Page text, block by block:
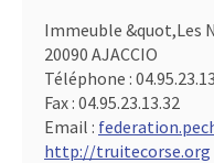
Immeuble &quot,Les
20090 AJACCIO
Téléphone :
Fax : 04.95.23.13.32
Email :
http://truitecorse.org